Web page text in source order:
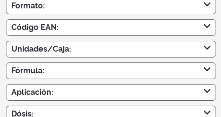
Formato:
Código EAN:
Unidades/Caja:
Fórmula:
Aplicación:
Dósis: